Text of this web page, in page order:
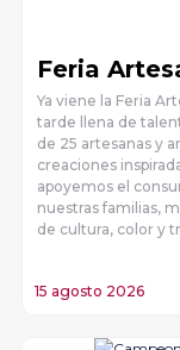
Feria
Ya viene la Feria
tarde llena de
de 25 artesanas y
creaciones
apoyemos el
nuestras familias,
de cultura, color y
15 agosto 2026